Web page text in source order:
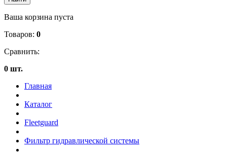
Ваша корзина пуста
Товаров: 0
Сравнить:
0 шт.
Главная
Каталог
Fleetguard
Фильтр гидравлической системы